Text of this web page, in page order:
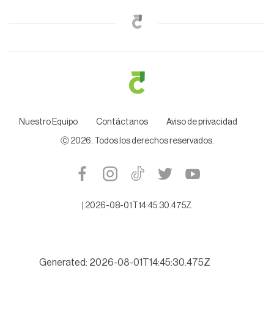
Nuestro Equipo Contáctanos Aviso de privacidad
Ⓒ 2026. Todos los derechos reservados.
2026-08-01T14:45:30.475Z
Generated: 2026-08-01T14:45:30.475Z